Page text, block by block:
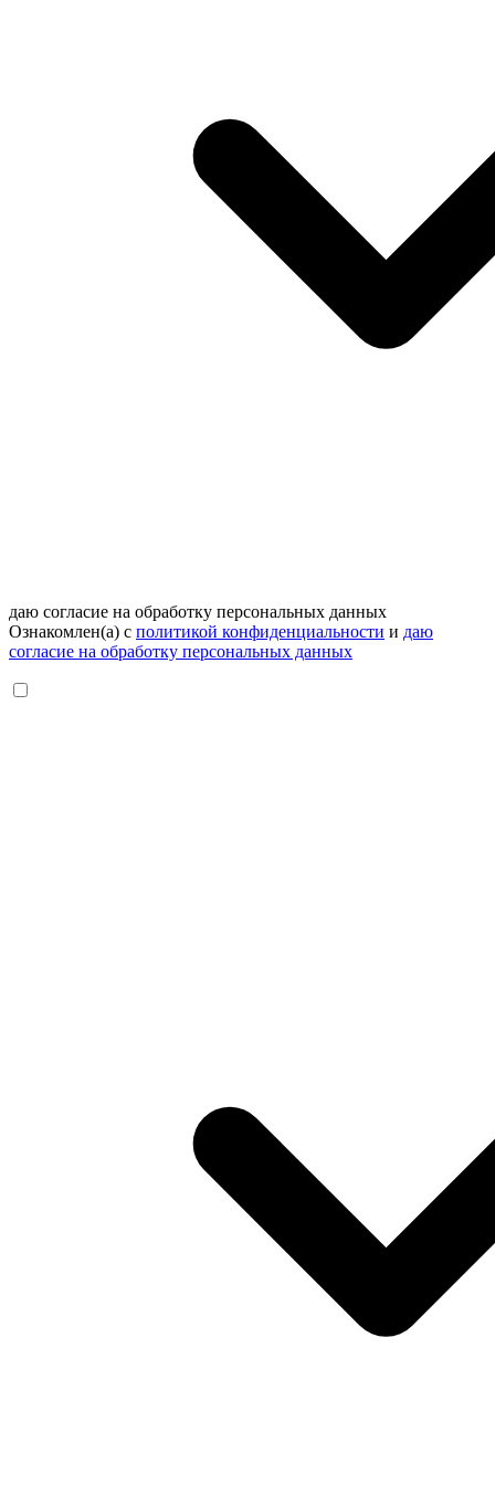
даю согласие на обработку персональных данных
Ознакомлен(а) с политикой конфиденциальности и даю
согласие на обработку персональных данных